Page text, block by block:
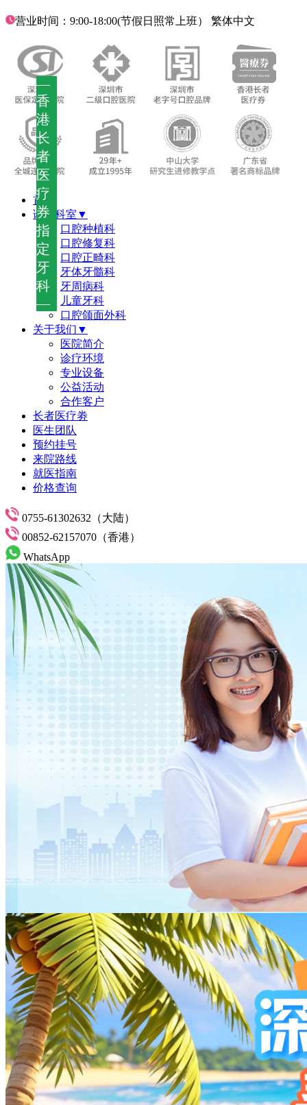
—
香
港
长
者
医
疗
券
指
定
牙
科
—
营业时间：9:00-18:00(节假日照常上班） 繁体中文
首页
诊疗科室▼
口腔种植科
口腔修复科
口腔正畸科
牙体牙髓科
牙周病科
儿童牙科
口腔颌面外科
关于我们▼
医院简介
诊疗环境
专业设备
公益活动
合作客户
长者医疗劵
医生团队
预约挂号
来院路线
就医指南
价格查询
0755-61302632（大陆）
00852-62157070（香港）
WhatsApp